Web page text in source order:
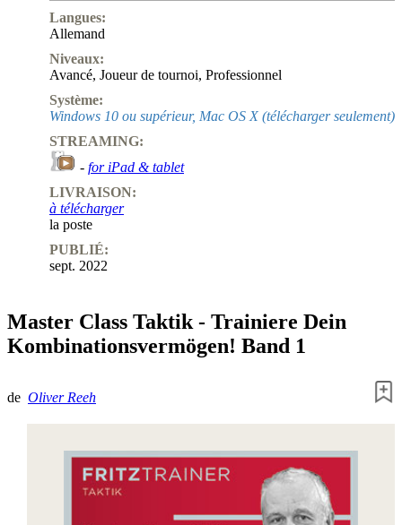
Langues:
Allemand
Niveaux:
Avancé, Joueur de tournoi, Professionnel
Système:
Windows 10 ou supérieur, Mac OS X (télécharger seulement)
STREAMING:
- for iPad & tablet
LIVRAISON:
à télécharger
la poste
PUBLIÉ:
sept. 2022
Master Class Taktik - Trainiere Dein
Kombinationsvermögen! Band 1
de Oliver Reeh